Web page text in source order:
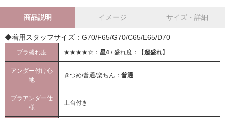
商品説明 イメージ サイズ・詳細
◆着用スタッフサイズ：G70/F65/G70/C65/E65/D70
ブラ盛れ度 ★★★★☆： 星4/ 盛れ度：【超盛れ】
アンダー付け心
地
きつめ/普通/楽ちん： 普通
ブラアンダー仕
様
土台付き